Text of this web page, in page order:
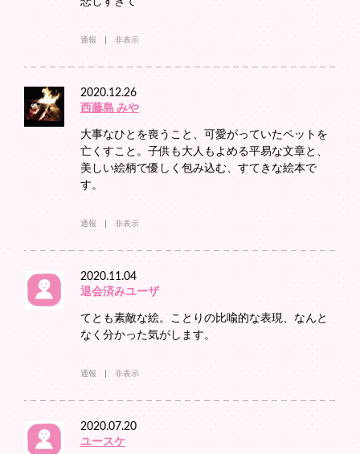
通報 非表示
2020.12.26
西藤島 みや
大事なひとを喪うこと、可愛がっていたペットを
亡くすこと。子供も大人もよめる平易な文章と、
美しい絵柄で優しく包み込む、すてきな絵本で
す。
通報 非表示
2020.11.04
退会済みユーザ
てとも素敵な絵。ことりの比喩的な表現、なんと
なく分かった気がします。
通報 非表示
2020.07.20
ユースケ